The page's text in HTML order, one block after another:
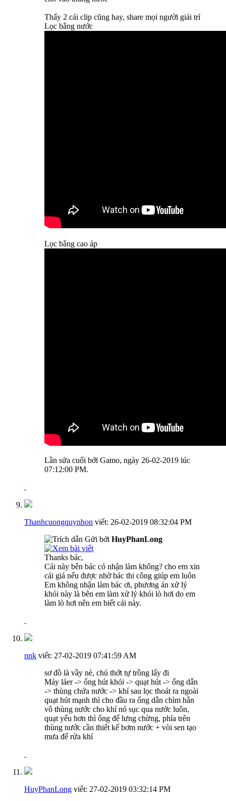
Thấy 2 cái clip cũng hay, share mọi người giải trí
Lọc bằng nước
Lọc bằng cao áp
Lần sửa cuối bởi Gamo, ngày 26-02-2019 lúc
07:12:00 PM.
Thanhcuongquynhon viết: 26-02-2019 08:32:04 PM
Gửi bởi HuyPhanLong
Thanks bác,
Cái này bên bác có nhận làm không? cho em xin
cái giá nếu được nhờ bác thi công giúp em luôn
Em không nhận làm bác ơi, phương án xử lý
khói này là bên em làm xử lý khói lò hơi do em
làm lò hơi nên em biết cái này.
nnk viết: 27-02-2019 07:41:59 AM
sơ đồ là vầy nè, chủ thớt tự trồng lấy đi
Máy láer -> ống hút khói -> quạt hút -> ống dẫn
-> thùng chứa nước -> khí sau lọc thoát ra ngoài
quạt hút mạnh thì cho đầu ra ống dẫn chìm hẵn
vô thùng nước cho khí nó sục qua nước luôn,
quạt yếu hơn thì ống để lưng chừng, phía trên
thùng nước cần thiết kế bơm nước + vòi sen tạo
mưa để rửa khí
HuyPhanLong viết: 27-02-2019 03:32:14 PM